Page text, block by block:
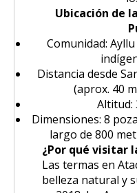
Ubicación de
Comunidad:
Distancia desde
(aprox. 40
Altitud:
Dimensiones: 8
largo de 800
¿Por qué visitar
Las termas en
belleza natural y